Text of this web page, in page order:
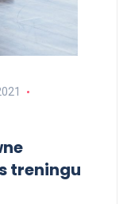
treningu